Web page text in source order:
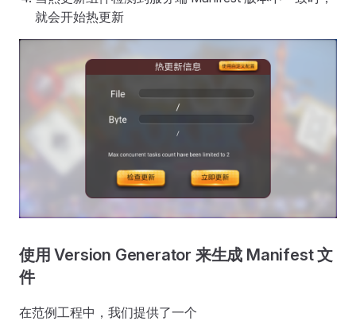
就会开始热更新
使用 Version Generator 来生成 Manifest 文
件
在范例工程中，我们提供了一个